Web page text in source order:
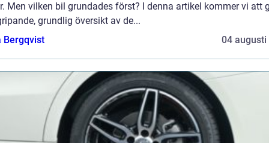
Men vilken bil grundades först? I denna artikel kommer vi att
grundlig översikt av de...
Bergqvist
04 augusti